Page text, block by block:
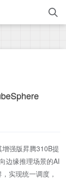
强版昇腾310B提
边缘推理场景的AI
实现统一调度，